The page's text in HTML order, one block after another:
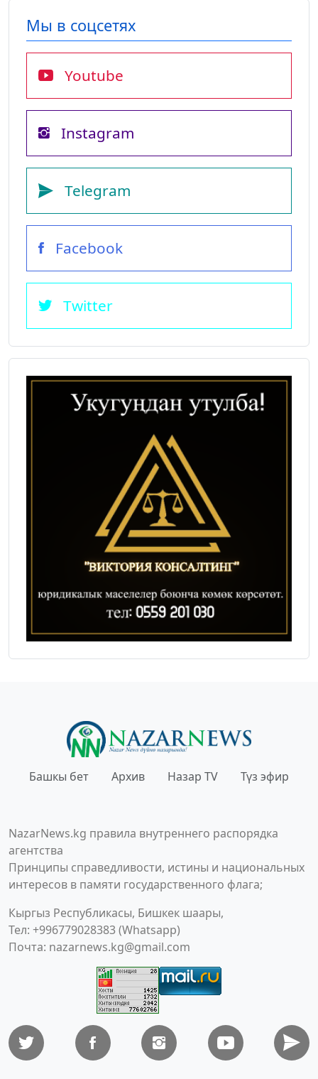
Мы в соцсетях
Youtube
Instagram
Telegram
Facebook
Twitter
Башкы бет Архив Назар TV Түз эфир
NazarNews.kg правила внутреннего распорядка
агентства
Принципы справедливости, истины и национальных
интересов в памяти государственного флага;
Кыргыз Республикасы, Бишкек шаары,
Тел: +996779028383 (Whatsapp)
Почта: nazarnews.kg@gmail.com